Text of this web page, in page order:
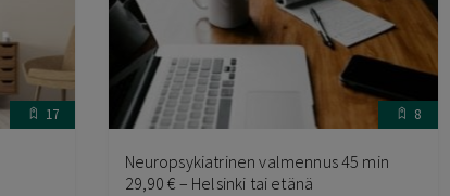
17 8
Neuropsykiatrinen valmennus 45 min
29,90 € – Helsinki tai etänä